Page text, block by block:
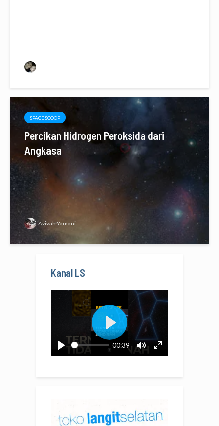
SPACE SCOOP
Percikan Hidrogen Peroksida dari
Angkasa
Avivah Yamani
Kanal LS